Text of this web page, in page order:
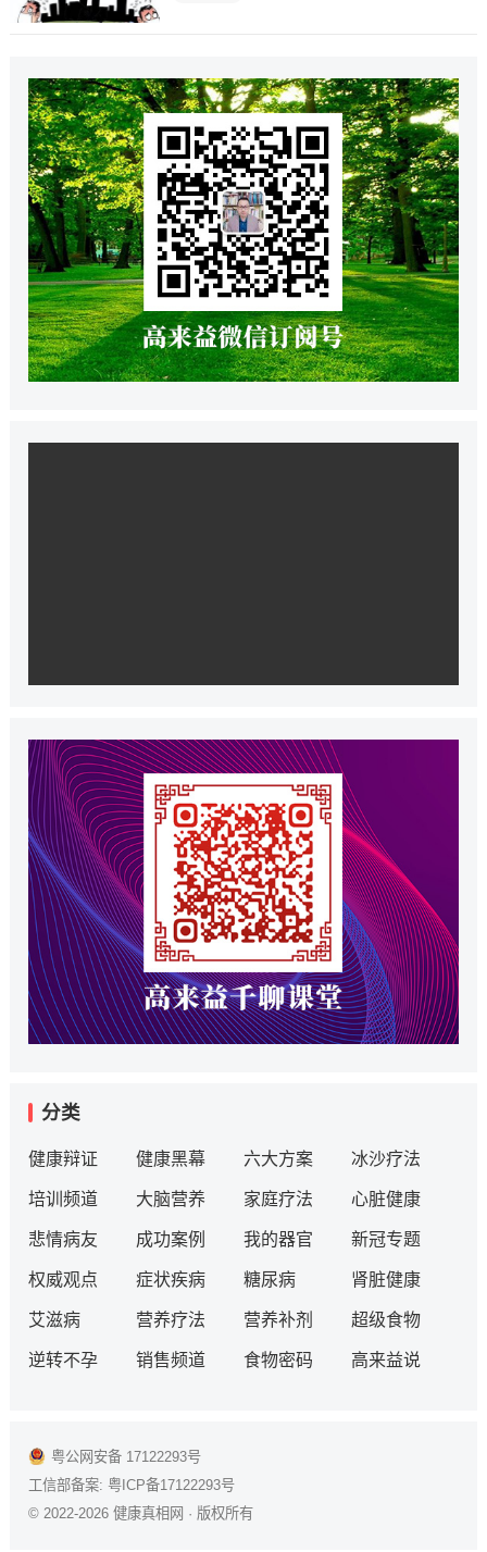
分类
健康辩证 健康黑幕 六大方案 冰沙疗法
培训频道 大脑营养 家庭疗法 心脏健康
悲情病友 成功案例 我的器官 新冠专题
权威观点 症状疾病 糖尿病 肾脏健康
艾滋病 营养疗法 营养补剂 超级食物
逆转不孕 销售频道 食物密码 高来益说
粤公网安备 17122293号
工信部备案: 粤ICP备17122293号
© 2022-2026 健康真相网 · 版权所有